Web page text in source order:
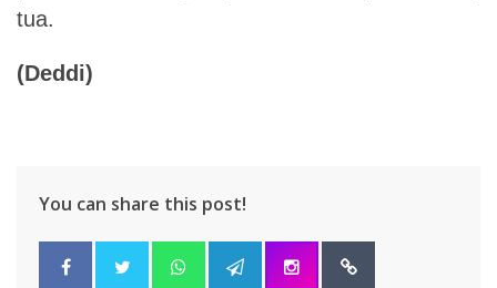
tua.
(Deddi)
You can share this post!